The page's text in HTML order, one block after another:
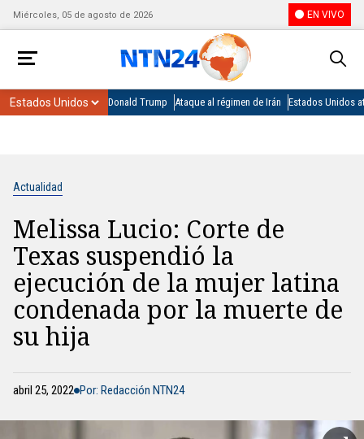
Miércoles, 05 de agosto de 2026 EN VIVO
Donald Trump Ataque al régimen de Irán Estados Unidos
Actualidad
Melissa Lucio: Corte de
Texas suspendió la
ejecución de la mujer latina
condenada por la muerte de
su hija
abril 25, 2022 Por: Redacción NTN24